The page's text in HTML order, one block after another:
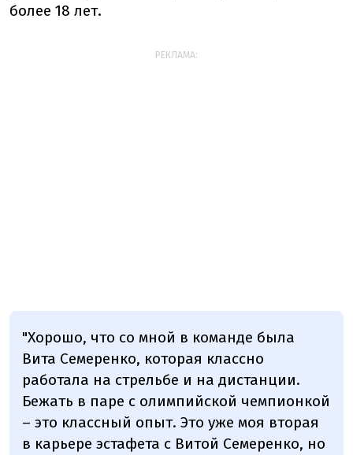
более 18 лет.
РЕКЛАМА:
"Хорошо, что со мной в команде была
Вита Семеренко, которая классно
работала на стрельбе и на дистанции.
Бежать в паре с олимпийской чемпионкой
– это классный опыт. Это уже моя вторая
в карьере эстафета с Витой Семеренко, но